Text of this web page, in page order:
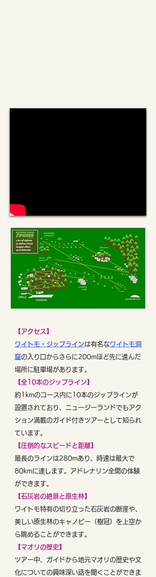
【アクセス】
ワイトモ・ジップラインは有名なワイトモ洞
窟の入り口からさらに200mほど先に進んだ
場所に駐車場があります。
【全10本のジップライン】
約1kmのコース内に10本のジップラインが
設置されており、ニュージーランドでもアク
ション満載のガイド付きツアーとして知られ
ています。
【圧倒的なスピードと距離】
最長のラインは280mあり、時速は最大で
80kmに達します。アドレナリン全開の体験
ができます。
【石灰岩の絶景と原生林】
ワイトモ特有の切り立った石灰岩の断崖や、
美しい原生林のキャノピー（樹冠）を上空か
ら眺めることができます。
【マオリの歴史】
ツアー中、ガイドから地元マオリの歴史や文
化についての興味深い話を聞くことができま